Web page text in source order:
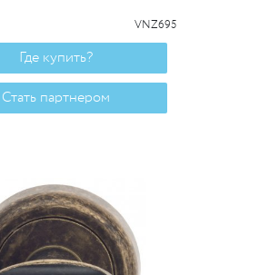
VNZ695
Где купить?
Стать партнером